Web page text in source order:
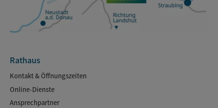
Rathaus
Kontakt & Öffnungszeiten
Online-Dienste
Ansprechpartner